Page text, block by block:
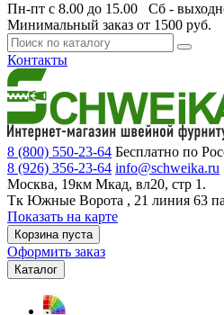
Пн-пт с 8.00 до 15.00 Сб -
Минимальный заказ от 1500 руб.
Контакты
8 (800) 550-23-64 Бесплатно по
8 (926) 356-23-64 info@schweika.ru
Москва, 19км Мкад, вл20, стр 1.
Тк Южные Ворота , 21 линия 63
Показать на карте
Корзина пуста
Оформить заказ
Каталог